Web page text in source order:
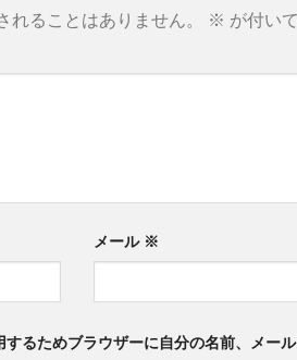
れることはありません。 ※ が付い
メール ※
るためブラウザーに自分の名前、メー